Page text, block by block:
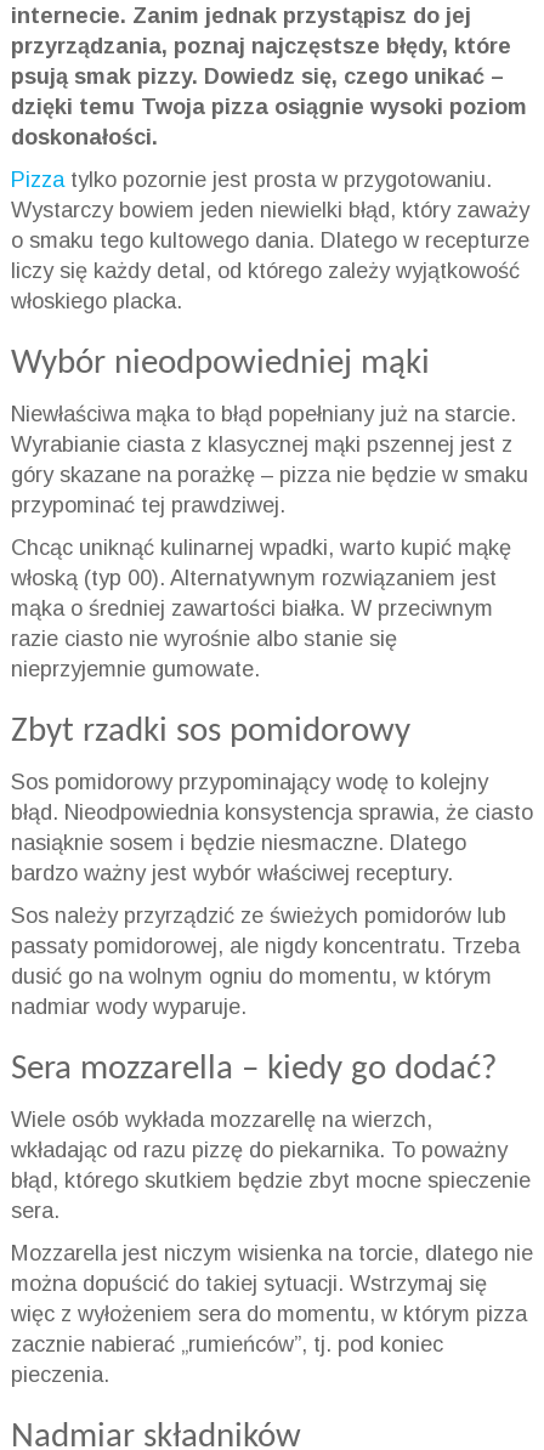
internecie. Zanim jednak przystąpisz do jej
przyrządzania, poznaj najczęstsze błędy, które
psują smak pizzy. Dowiedz się, czego unikać –
dzięki temu Twoja pizza osiągnie wysoki poziom
doskonałości.
Pizzatylko pozornie jest prosta w przygotowaniu.
Wystarczy bowiem jeden niewielki błąd, który zaważy
o smaku tego kultowego dania. Dlatego w recepturze
liczy się każdy detal, od którego zależy wyjątkowość
włoskiego placka.
Wybór nieodpowiedniej mąki
Niewłaściwa mąka to błąd popełniany już na starcie.
Wyrabianie ciasta z klasycznej mąki pszennej jest z
góry skazane na porażkę – pizza nie będzie w smaku
przypominać tej prawdziwej.
Chcąc uniknąć kulinarnej wpadki, warto kupić mąkę
włoską (typ 00). Alternatywnym rozwiązaniem jest
mąka o średniej zawartości białka. W przeciwnym
razie ciasto nie wyrośnie albo stanie się
nieprzyjemnie gumowate.
Zbyt rzadki sos pomidorowy
Sos pomidorowy przypominający wodę to kolejny
błąd. Nieodpowiednia konsystencja sprawia, że ciasto
nasiąknie sosem i będzie niesmaczne. Dlatego
bardzo ważny jest wybór właściwej receptury.
Sos należy przyrządzić ze świeżych pomidorów lub
passaty pomidorowej, ale nigdy koncentratu. Trzeba
dusić go na wolnym ogniu do momentu, w którym
nadmiar wody wyparuje.
Sera mozzarella – kiedy go dodać?
Wiele osób wykłada mozzarellę na wierzch,
wkładając od razu pizzę do piekarnika. To poważny
błąd, którego skutkiem będzie zbyt mocne spieczenie
sera.
Mozzarella jest niczym wisienka na torcie, dlatego nie
można dopuścić do takiej sytuacji. Wstrzymaj się
więc z wyłożeniem sera do momentu, w którym pizza
zacznie nabierać „rumieńców”, tj. pod koniec
pieczenia.
Nadmiar składników